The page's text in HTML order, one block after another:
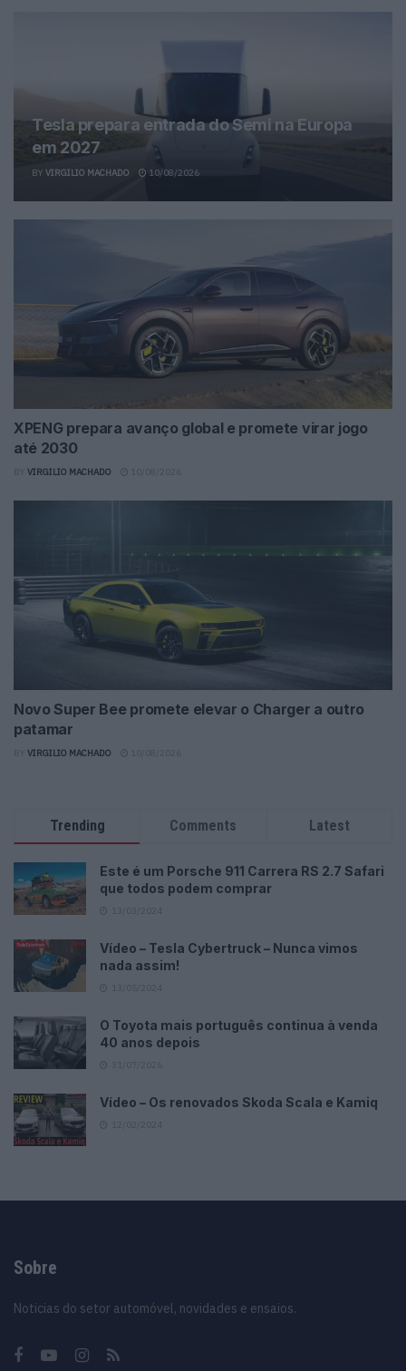
Tesla prepara entrada do Semi na Europa
em 2027
BY VIRGILIO MACHADO 10/08/2026
XPENG prepara avanço global e promete virar jogo
até 2030
VIRGILIO MACHADO
Novo Super Bee promete elevar o Charger a outro
patamar
VIRGILIO MACHADO
Trending Comments Latest
Este é um Porsche 911 Carrera RS 2.7 Safari
que todos podem comprar
Vídeo – Tesla Cybertruck – Nunca vimos
nada assim!
O Toyota mais português continua à venda
40 anos depois
Vídeo – Os renovados Skoda Scala e Kamiq
Sobre
Noticias do setor automóvel, novidades e ensaios.